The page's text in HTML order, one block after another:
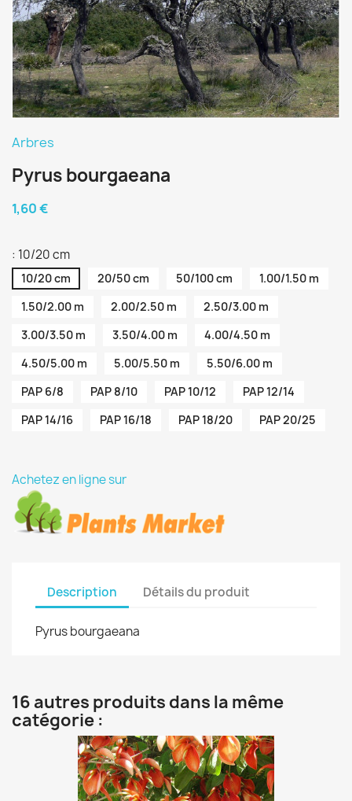
Arbres
Pyrus bourgaeana
1,60 €
: 10/20 cm
10/20 cm 20/50 cm 50/100 cm
1.00/1.50 m
1.50/2.00 m
2.00/2.50 m
2.50/3.00 m
3.00/3.50 m
3.50/4.00 m
4.00/4.50 m
4.50/5.00 m
5.00/5.50 m
5.50/6.00 m
PAP 6/8
PAP 8/10 PAP 10/12
PAP 12/14
PAP 14/16
PAP 16/18 PAP 18/20 PAP 20/25
Achetez en ligne sur
Description Détails du produit
Pyrus bourgaeana
16 autres produits dans la même
catégorie :